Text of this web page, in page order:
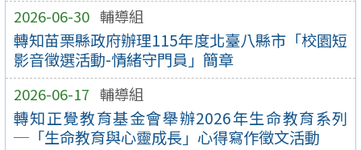
2026-06-30 輔導組
轉知苗栗縣政府辦理115年度北臺八縣市「校園短
影音徵選活動-情緒守門員」簡章
2026-06-17 輔導組
轉知正覺教育基金會舉辦2026年生命教育系列
─「生命教育與心靈成長」心得寫作徵文活動